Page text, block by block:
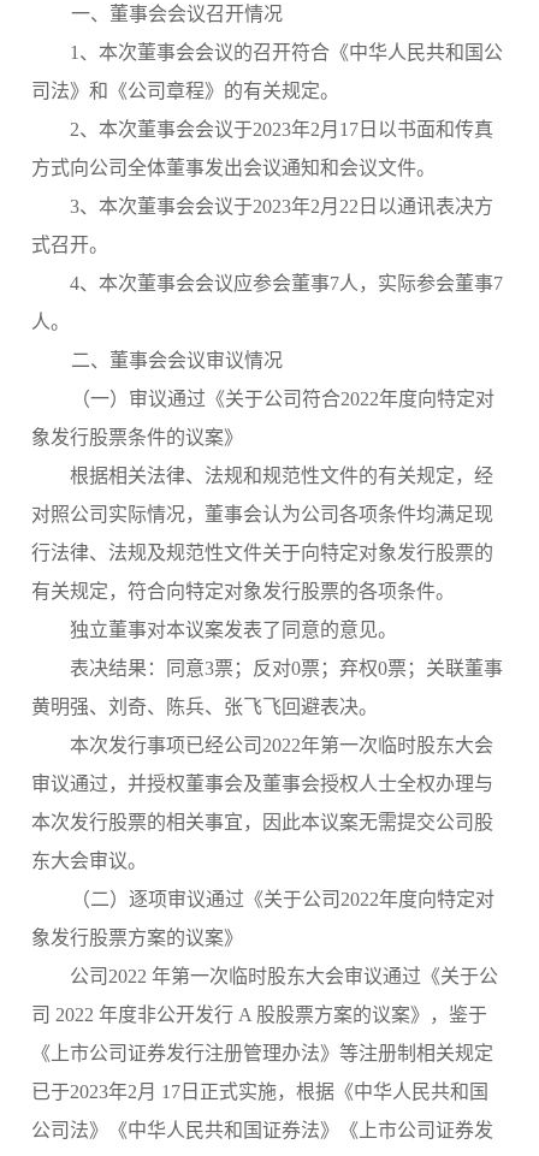
一、董事会会议召开情况
1、本次董事会会议的召开符合《中华人民共和国公
司法》和《公司章程》的有关规定。
2、本次董事会会议于2023年2月17日以书面和传真
方式向公司全体董事发出会议通知和会议文件。
3、本次董事会会议于2023年2月22日以通讯表决方
式召开。
4、本次董事会会议应参会董事7人，实际参会董事7
人。
二、董事会会议审议情况
（一）审议通过《关于公司符合2022年度向特定对
象发行股票条件的议案》
根据相关法律、法规和规范性文件的有关规定，经
对照公司实际情况，董事会认为公司各项条件均满足现
行法律、法规及规范性文件关于向特定对象发行股票的
有关规定，符合向特定对象发行股票的各项条件。
独立董事对本议案发表了同意的意见。
表决结果：
同意3票； 反对0票；弃权0票；关联董事
黄明强、刘奇、陈兵、张飞飞回避表决。
本次发行事项已经公司 2022年第一次临时股东大会
审议通过，并授权董事会及董事会授权人士全权办理与
本次发行股票的相关事宜，因此本议案无需提交公司股
东大会审议。
（二）逐项审议通过《关于公司 2022年度向特定对
象发行股票方案的议案》
公司 2022 年第一次临时股东大会审议通过《关于公
司 2022 年度非公开发行 A 股股票方案的议案》，鉴于
《上市公司证券发行注册管理办法》等注册制相关规定
已于2023年2月 17日正式实施，根据《中华人民共和国
公司法》《中华人民共和国证券法》《上市公司证券发